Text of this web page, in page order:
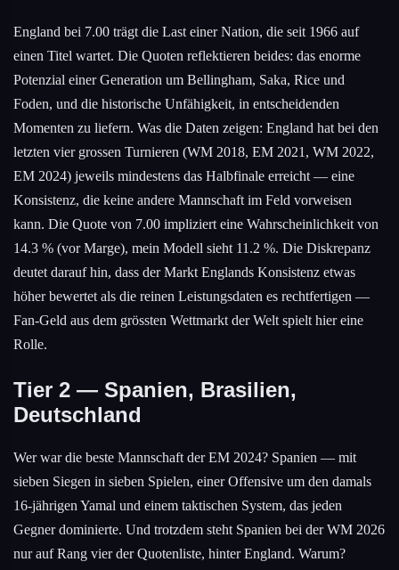
England bei 7.00 trägt die Last einer Nation, die seit 1966 auf
einen Titel wartet. Die Quoten reflektieren beides: das enorme
Potenzial einer Generation um Bellingham, Saka, Rice und
Foden, und die historische Unfähigkeit, in entscheidenden
Momenten zu liefern. Was die Daten zeigen: England hat bei den
letzten vier grossen Turnieren (WM 2018, EM 2021, WM 2022,
EM 2024) jeweils mindestens das Halbfinale erreicht — eine
Konsistenz, die keine andere Mannschaft im Feld vorweisen
kann. Die Quote von 7.00 impliziert eine Wahrscheinlichkeit von
14.3 % (vor Marge), mein Modell sieht 11.2 %. Die Diskrepanz
deutet darauf hin, dass der Markt Englands Konsistenz etwas
höher bewertet als die reinen Leistungsdaten es rechtfertigen —
Fan-Geld aus dem grössten Wettmarkt der Welt spielt hier eine
Rolle.
Tier 2 — Spanien, Brasilien,
Deutschland
Wer war die beste Mannschaft der EM 2024? Spanien — mit
sieben Siegen in sieben Spielen, einer Offensive um den damals
16-jährigen Yamal und einem taktischen System, das jeden
Gegner dominierte. Und trotzdem steht Spanien bei der WM 2026
nur auf Rang vier der Quotenliste, hinter England. Warum?